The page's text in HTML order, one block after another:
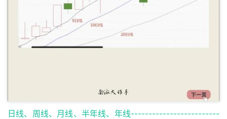
日线、周线、月线、半年线、年线-------------------------